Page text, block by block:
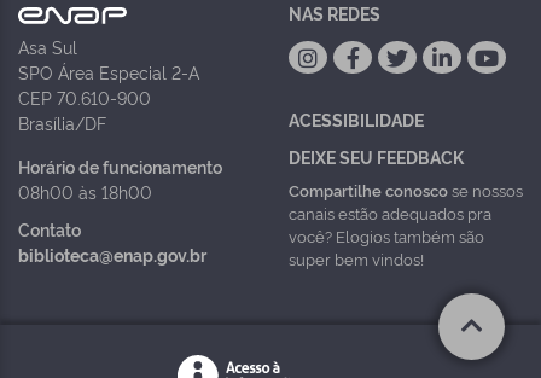
Asa Sul
SPO Área Especial 2-A
CEP 70.610-900
Brasília/DF
Horário de funcionamento
08h00 às 18h00
Contato
biblioteca@enap.gov.br
NAS REDES
ACESSIBILIDADE
DEIXE SEU FEEDBACK
Compartilhe conoscose nossos
canais estão adequados pra
você? Elogios também são
super bem vindos!